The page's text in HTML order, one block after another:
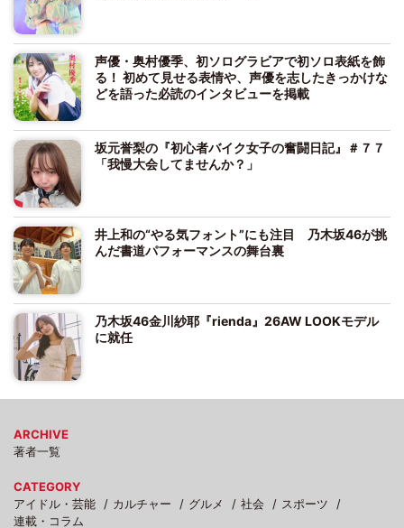
声優・奥村優季、初ソログラビアで初ソロ表紙を飾
る！ 初めて見せる表情や、声優を志したきっかけな
どを語った必読のインタビューを掲載
坂元誉梨の『初心者バイク女子の奮闘日記』＃７７
「我慢大会してませんか？」
井上和の“やる気フォント”にも注目 乃木坂46が挑
んだ書道パフォーマンスの舞台裏
乃木坂46金川紗耶『rienda』26AW LOOKモデル
に就任
ARCHIVE
著者一覧
CATEGORY
アイドル・芸能
カルチャー グルメ 社会
スポーツ
連載・コラム